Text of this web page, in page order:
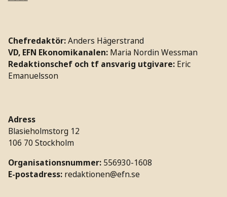
Chefredaktör:Anders Hägerstrand
VD, EFN Ekonomikanalen: Maria Nordin Wessman
Redaktionschef och tf ansvarig utgivare: Eric
Emanuelsson
Adress
Blasieholmstorg 12
106 70 Stockholm
Organisationsnummer: 556930-1608
E-postadress: redaktionen@efn.se